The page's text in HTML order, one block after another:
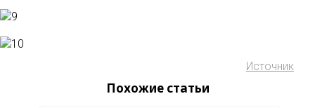
Источник
Похожие статьи